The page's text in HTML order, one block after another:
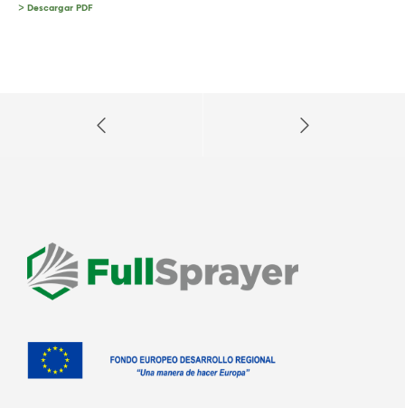
> Descargar PDF